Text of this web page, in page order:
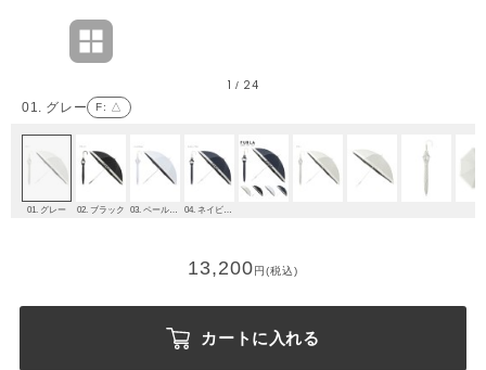
01. グレー F: △
1 / 24
01. グレー 02. ブラック
13,200円(税込)
カートに入れる